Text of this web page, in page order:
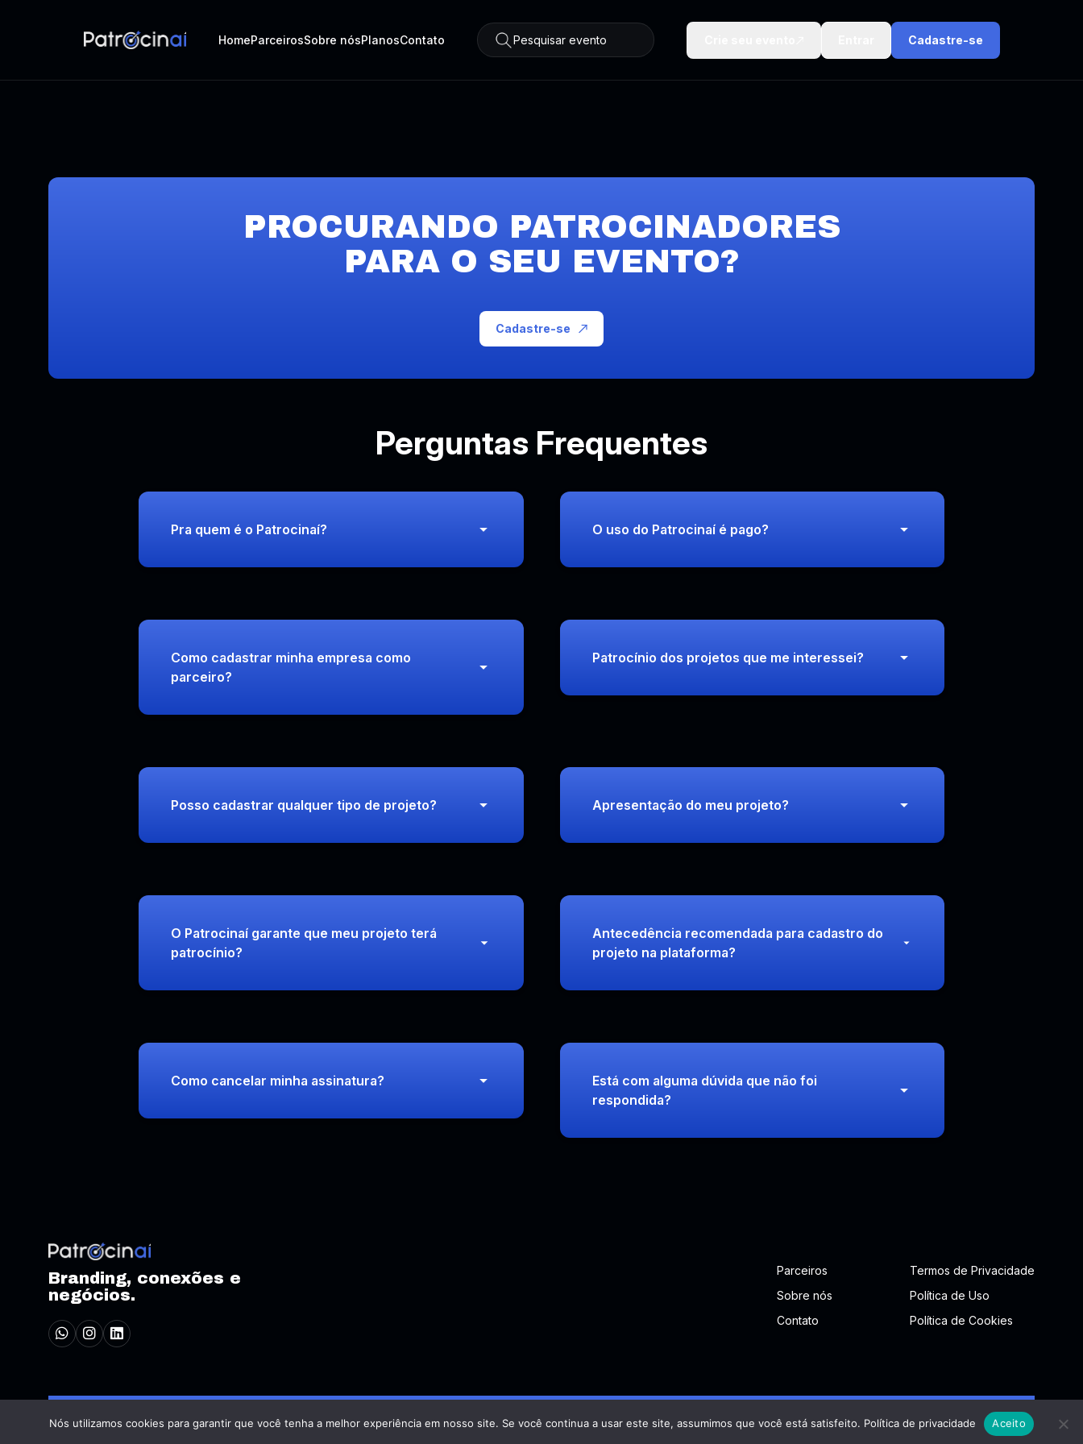
HomeParceirosSobre nósPlanosContato Pesquisar evento Cadastre-se
PROCURANDO PATROCINADORES
PARA O SEU EVENTO?
Cadastre-se
Perguntas Frequentes
Pra quem é o Patrocinaí? O uso do Patrocinaí é pago?
Como cadastrar minha empresa como
parceiro?
Patrocínio dos projetos que me interessei?
Posso cadastrar qualquer tipo de projeto? Apresentação do meu projeto?
O Patrocinaí garante que meu projeto terá
patrocínio?
Antecedência recomendada para cadastro do
projeto na plataforma?
Como cancelar minha assinatura?
Está com alguma dúvida que não foi
respondida?
Branding, conexões e
negócios.
Parceiros
Termos de Privacidade
Sobre nós
Política de Uso
Contato
Política de Cookies
Developed by
Nós utilizamos cookies para garantir que você tenha a melhor experiência em nosso site. Se você continua a usar este site, assumimos que você está satisfeito. Política de privacidade Aceito